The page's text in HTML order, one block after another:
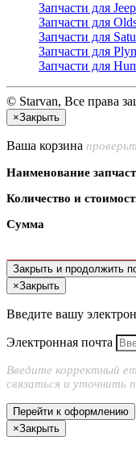
Запчасти для Jeep
Запчасти для
Запчасти для
Запчасти для
Запчасти для
© Starvan, Все права
×Закрыть
Ваша корзина
Наименование
Количество и
Сумма
Закрыть и продолжить
×Закрыть
Введите вашу
Электронная почта
Введите корректный
связаться и уточнить
Перейти к оформлению
×Закрыть